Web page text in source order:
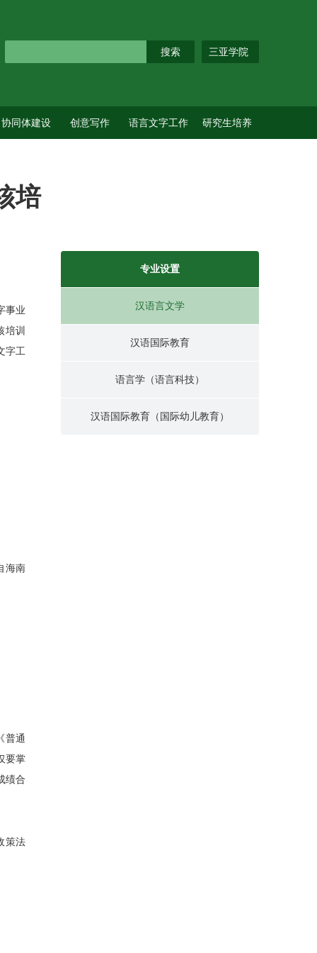
三亚学院
协同体建设 创意写作 语言文字工作 研究生培养
培
事业
培训
字工
海南
普通
要掌
绩合
策法
专业设置
汉语言文学
汉语国际教育
语言学（语言科技）
汉语国际教育（国际幼儿教育）